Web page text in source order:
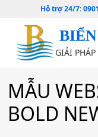
Hỗ trợ 24/7:
GIẢI
MẪU
BOLD